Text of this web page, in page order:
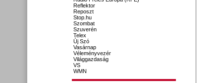
Reflektor
Reposzt
Stop.hu
Szombat
Szuverén
Telex
Új Szó
Vasárnap
Véleményvezér
Világgazdaság
VS
WMN